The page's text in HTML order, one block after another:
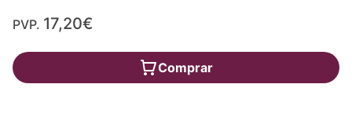
PVP. 17,20€
Comprar